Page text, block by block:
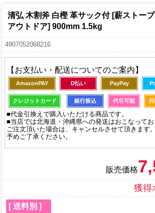
清弘 木割斧 白樫 革サック付 [薪ストー
アウトドア] 900mm 1.5kg
4907052068216
【お支払い・配送についてのご案内】
AmazonPAY D払い PayPay
クレジットカード 銀行振込 代引可能
■代金引換えで購入いただける商品です。
■当店では北海道・沖縄県への発送はおこなってお
ご注文頂いた場合は、キャンセルさせて頂きます。
予めご了承ください。
販売価格
獲得
[ 送料別 ]